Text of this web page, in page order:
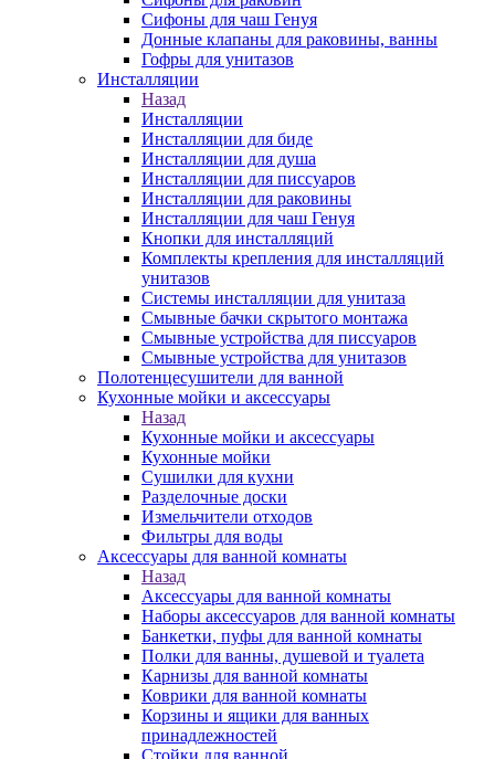
Сифоны для чаш Генуя
Донные клапаны для раковины, ванны
Гофры для унитазов
Инсталляции
Назад
Инсталляции
Инсталляции для биде
Инсталляции для душа
Инсталляции для писсуаров
Инсталляции для раковины
Инсталляции для чаш Генуя
Кнопки для инсталляций
Комплекты крепления для инсталляций
унитазов
Системы инсталляции для унитаза
Смывные бачки скрытого монтажа
Смывные устройства для писсуаров
Смывные устройства для унитазов
Полотенцесушители для ванной
Кухонные мойки и аксессуары
Назад
Кухонные мойки и аксессуары
Кухонные мойки
Сушилки для кухни
Разделочные доски
Измельчители отходов
Фильтры для воды
Аксессуары для ванной комнаты
Назад
Аксессуары для ванной комнаты
Наборы аксессуаров для ванной комнаты
Банкетки, пуфы для ванной комнаты
Полки для ванны, душевой и туалета
Карнизы для ванной комнаты
Коврики для ванной комнаты
Корзины и ящики для ванных
принадлежностей
Стойки для ванной